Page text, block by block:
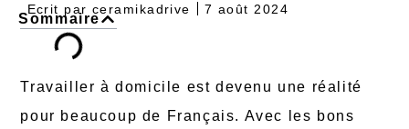
Ecrit par ceramikadrive 7 août 2024
Sommaire
Travailler à domicile est devenu une réalité
pour beaucoup de Français. Avec les bons